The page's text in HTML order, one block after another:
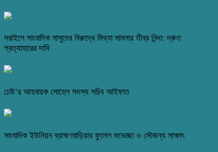
সরাইলে সাংবাদিক মাসুদের বিরুদ্ধে মিথ্যা মামলার তীব্র নিন্দা: দ্রুত
প্রত্যাহারের দাবি
ঢেউ’র আহবায়ক সোহেল সদস্য সচিব আইফাত
সাংবাদিক ইউনিয়ন ব্রাহ্মণবাড়িয়ার ফুলেল শুভেচ্ছা ও সৌজন্য সাক্ষাৎ